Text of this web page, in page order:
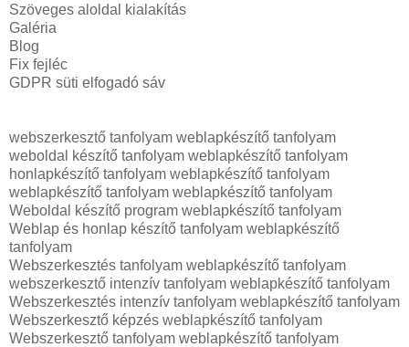
Szöveges aloldal kialakítás
Galéria
Blog
Fix fejléc
GDPR süti elfogadó sáv
webszerkesztő tanfolyam weblapkészítő tanfolyam
weboldal készítő tanfolyam weblapkészítő tanfolyam
honlapkészítő tanfolyam weblapkészítő tanfolyam
weblapkészítő tanfolyam weblapkészítő tanfolyam
Weboldal készítő program weblapkészítő tanfolyam
Weblap és honlap készítő tanfolyam weblapkészítő
tanfolyam
Webszerkesztés tanfolyam weblapkészítő tanfolyam
webszerkesztő intenzív tanfolyam weblapkészítő tanfolyam
Webszerkesztés intenzív tanfolyam weblapkészítő tanfolyam
Webszerkesztő képzés weblapkészítő tanfolyam
Webszerkesztő tanfolyam weblapkészítő tanfolyam